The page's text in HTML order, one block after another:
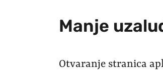
Manje
Otvaranje stranica